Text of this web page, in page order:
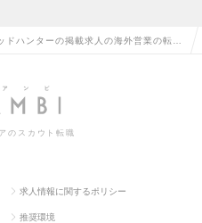
ドハンターの掲載求人の海外営業の転
のスカウト転職
求人情報に関するポリシー
推奨環境